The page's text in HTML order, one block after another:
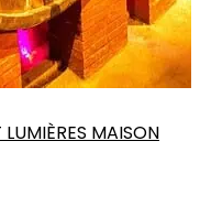
MAISON